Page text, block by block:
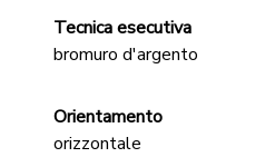
Tecnica esecutiva
bromuro d'argento
Orientamento
orizzontale